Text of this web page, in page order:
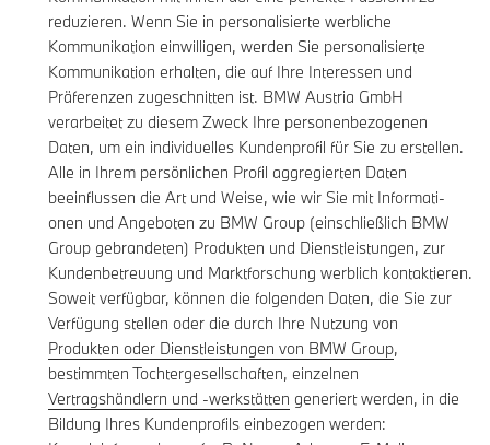
reduzieren. Wenn Sie in personalisierte werbliche
Kommunikation einwilligen, werden Sie personalisierte
Kommunikation erhalten, die auf Ihre Interessen und
Präferenzen zugeschnitten ist. BMW Austria GmbH
verarbeitet zu diesem Zweck Ihre personenbezogenen
Daten, um ein individuelles Kundenprofil für Sie zu erstellen.
Alle in Ihrem persönlichen Profil aggregierten Daten
beeinflussen die Art und Weise, wie wir Sie mit Informati-
onen und Angeboten zu BMW Group (einschließlich BMW
Group gebrandeten) Produkten und Dienstleistungen, zur
Kundenbetreuung und Marktforschung werblich kontaktieren.
Soweit verfügbar, können die folgenden Daten, die Sie zur
Verfügung stellen oder die durch Ihre Nutzung von
Produkten oder Dienstleistungen von BMW Group,
bestimmten Tochtergesellschaften, einzelnen
Vertragshändlern und -werkstätten generiert werden, in die
Bildung Ihres Kundenprofils einbezogen werden: